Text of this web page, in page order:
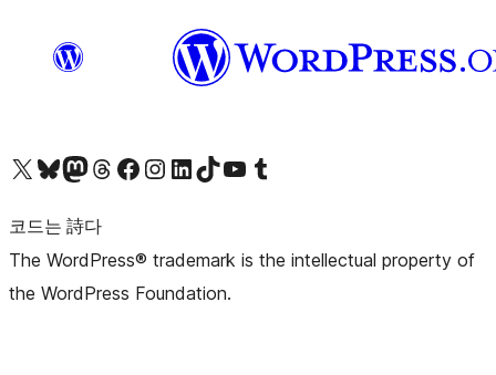
X(이전 트위터) 계정 방문하기블루스카이 계정 방문하기마스토돈 계정 방문하기스레드 계정 방문하기 페이스북 페이지 방문하기인스타그램 계정 방문하기 LinkedIn 계정 방문하기틱톡 계정 방문하기유튜브 채널 방문하기 텀블러 계정 방문하기
코드는 詩다
The WordPress® trademark is the intellectual property of
the WordPress Foundation.